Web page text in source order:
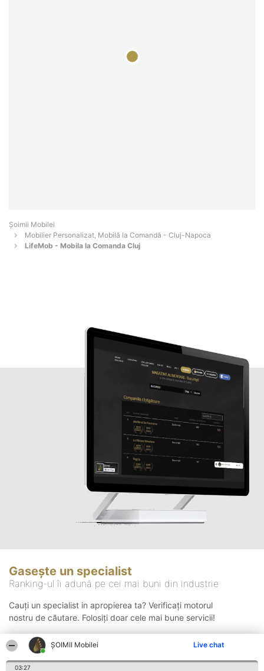
ȘOIMII Mobilei Live chat
03:27
Șoimii Mobilei
Mobilier Personalizat, Mobilă la Comandă - Cluj-Napoca
LifeMob - Mobila la Comanda Cluj
Gasește un specialist
Ranking-ul îi adună pe cei mai buni din industrie
Cauți un specialist in apropierea ta? Verificați motorul
nostru de căutare. Folosiți doar cele mai bune servicii!